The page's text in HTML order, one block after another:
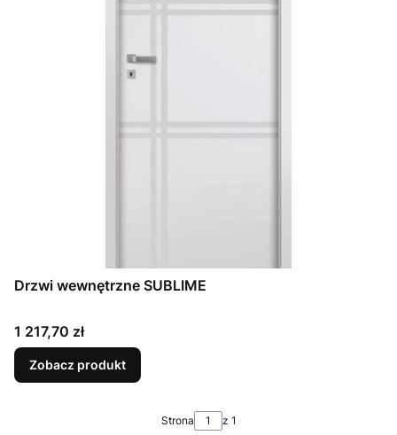
Drzwi wewnętrzne SUBLIME
Cena
1 217,70 zł
Zobacz produkt
Strona z 1